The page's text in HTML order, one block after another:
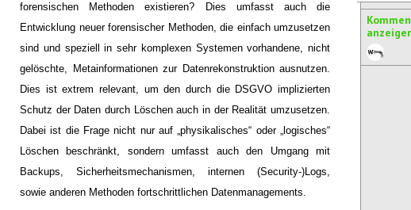
forensischen Methoden existieren? Dies umfasst auch die
Entwicklung neuer forensischer Methoden, die einfach umzusetzen
sind und speziell in sehr komplexen Systemen vorhandene, nicht
gelöschte, Metainformationen zur Datenrekonstruktion ausnutzen.
Dies ist extrem relevant, um den durch die DSGVO implizierten
Schutz der Daten durch Löschen auch in der Realität umzusetzen.
Dabei ist die Frage nicht nur auf „physikalisches“ oder „logisches“
Löschen beschränkt, sondern umfasst auch den Umgang mit
Backups, Sicherheitsmechanismen, internen (Security-)Logs,
sowie anderen Methoden fortschrittlichen Datenmanagements.